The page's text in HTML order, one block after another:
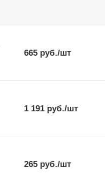
665руб./шт
1 191руб./шт
265руб./шт